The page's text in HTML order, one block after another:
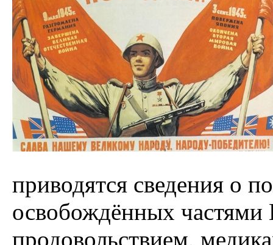
приводятся сведения о
освобождённых частями
продовольствием,